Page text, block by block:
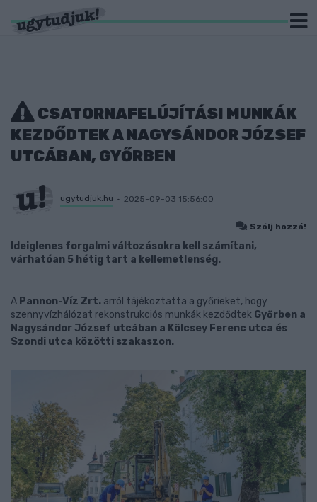
CSATORNAFELÚJÍTÁSI MUNKÁK
KEZDŐDTEK A NAGYSÁNDOR JÓZSEF
UTCÁBAN, GYŐRBEN
ugytudjuk.hu 2025-09-03 15:56:00
Szólj hozzá!
Ideiglenes forgalmi változásokra kell számítani,
várhatóan 5 hétig tart a kellemetlenség.
A Pannon-Víz Zrt. arról tájékoztatta a győrieket, hogy
szennyvízhálózat rekonstrukciós munkák kezdődtek Győrben a
Nagysándor József utcában a Kölcsey Ferenc utca és
Szondi utca közötti szakaszon.